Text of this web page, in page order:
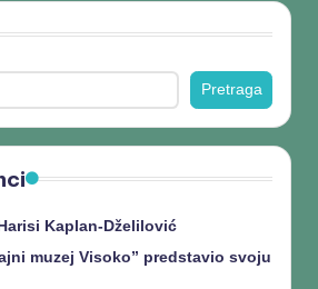
Pretraga
Kaplan-Dželilović
muzej Visoko” predstavio svoju